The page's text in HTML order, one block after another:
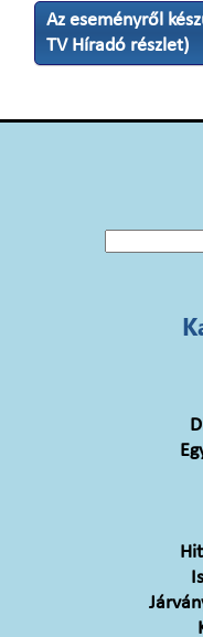
Az eseményről
TV Híradó részlet)